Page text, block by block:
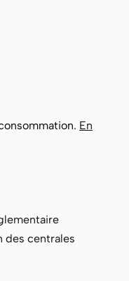
En
des centrales